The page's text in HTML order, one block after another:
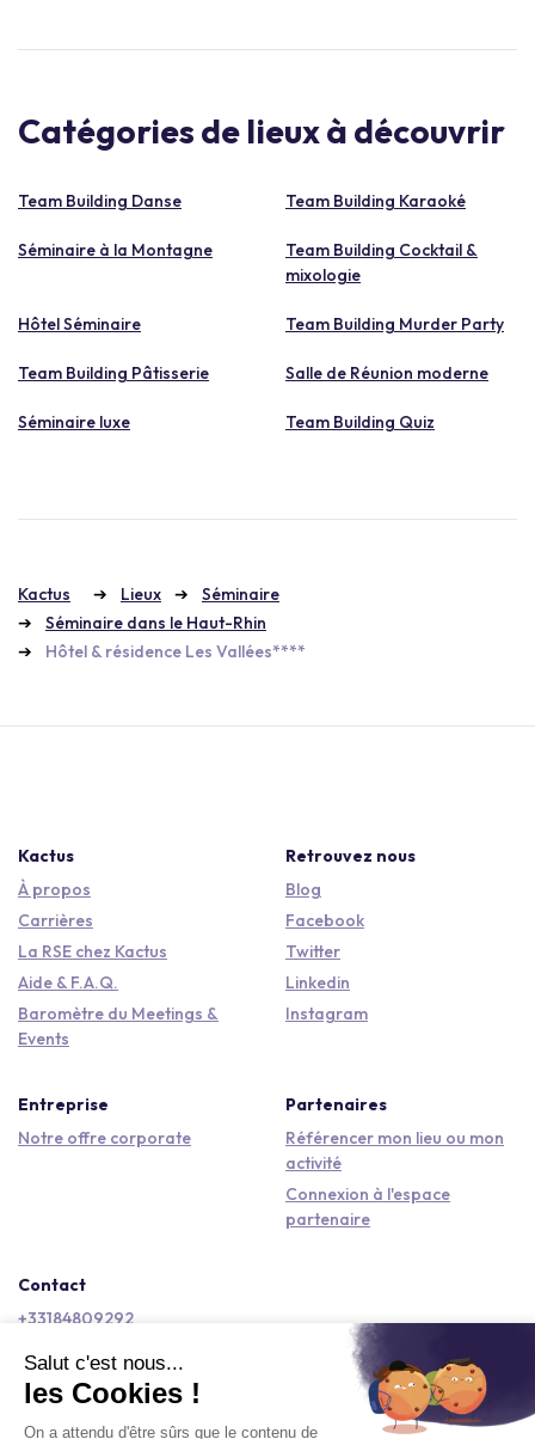
Catégories de lieux à découvrir
Team Building Danse Team Building Karaoké
Séminaire à la Montagne
Team Building Cocktail &
mixologie
Hôtel Séminaire Team Building Murder Party
Team Building Pâtisserie Salle de Réunion moderne
Séminaire luxe Team Building Quiz
Kactus Lieux
Séminaire
Séminaire dans le Haut-Rhin
Hôtel & résidence Les Vallées****
Kactus
À propos
Carrières
La RSE chez Kactus
Aide & F.A.Q.
Baromètre du Meetings &
Events
Retrouvez nous
Blog
Facebook
Twitter
Linkedin
Instagram
Entreprise
Notre offre corporate
Partenaires
Référencer mon lieu ou mon
activité
Connexion à l'espace
partenaire
Contact
+33184809292